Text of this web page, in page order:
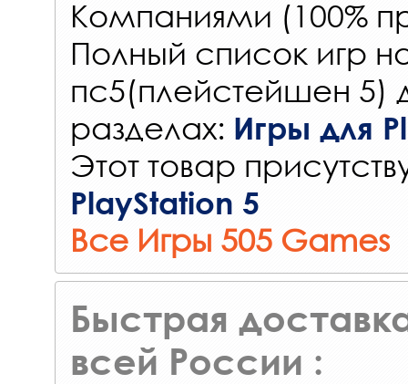
Компаниями (100%
Полный список игр
пс5(плейстейшен 5)
разделах: Игры для
Этот товар
PlayStation 5
Все Игры 505 Games
Быстрая
всей России :